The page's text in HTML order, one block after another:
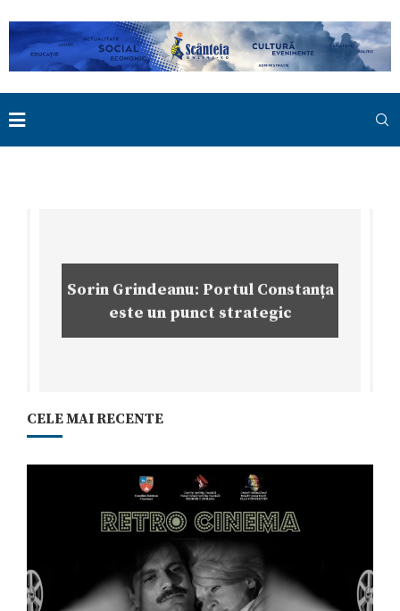
Sorin Grindeanu: Portul Constanța
este un punct strategic
CELE MAI RECENTE